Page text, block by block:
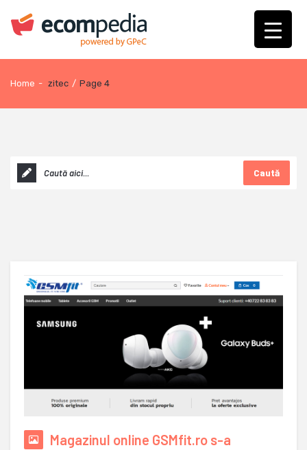
Home - zitec / Page 4
Caută
Magazinul online GSMfit.ro s-a